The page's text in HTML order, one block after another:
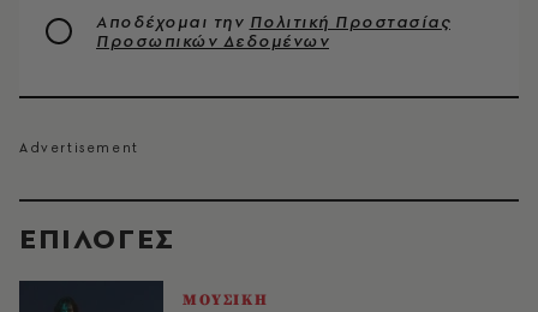
EΠΙΛΟΓΈΣ
ΜΟΥΣΙΚΗ
Αποδέχομαι την Πολιτική Προστασίας
Προσωπικών Δεδομένων